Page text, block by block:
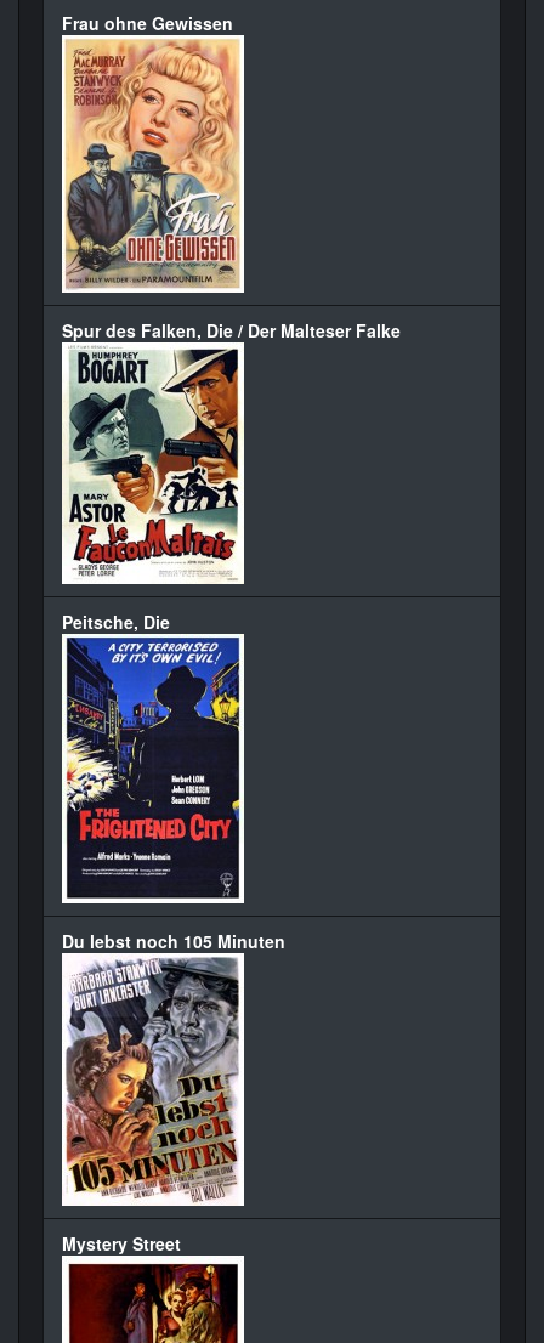
Frau ohne Gewissen
Spur des Falken, Die / Der Malteser Falke
Peitsche, Die
Du lebst noch 105 Minuten
Mystery Street